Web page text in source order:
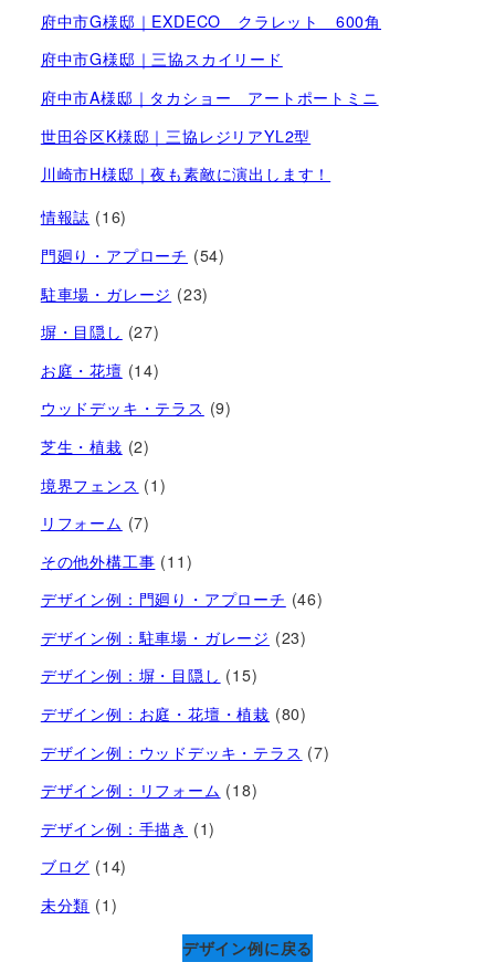
府中市G様邸｜EXDECO クラレット 600角
府中市G様邸｜三協スカイリード
府中市A様邸｜タカショー アートポートミニ
世田谷区K様邸｜三協レジリアYL2型
川崎市H様邸｜夜も素敵に演出します！
情報誌 (16)
門廻り・アプローチ (54)
駐車場・ガレージ (23)
塀・目隠し (27)
お庭・花壇 (14)
ウッドデッキ・テラス (9)
芝生・植栽 (2)
境界フェンス (1)
リフォーム (7)
その他外構工事 (11)
デザイン例：門廻り・アプローチ (46)
デザイン例：駐車場・ガレージ (23)
デザイン例：塀・目隠し (15)
デザイン例：お庭・花壇・植栽 (80)
デザイン例：ウッドデッキ・テラス (7)
デザイン例：リフォーム (18)
デザイン例：手描き (1)
ブログ (14)
未分類 (1)
デザイン例に戻る